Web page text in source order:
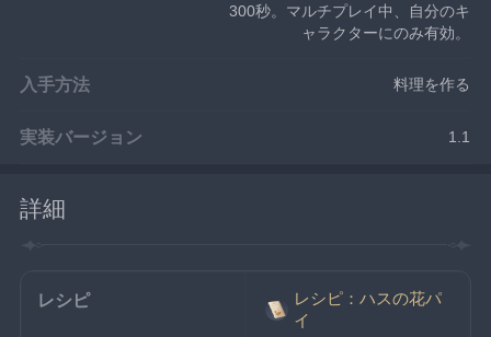
300秒。マルチプレイ中、自分のキ
ャラクターにのみ有効。
入手方法 料理を作る
実装バージョン 1.1
詳細
レシピ
レシピ：ハスの花パ
イ